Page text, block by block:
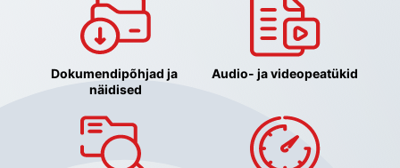
Dokumendipõhjad ja
näidised
Audio- ja videopeatükid